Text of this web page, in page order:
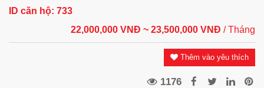
ID căn hộ: 733
22,000,000 VNĐ ~ 23,500,000 VNĐ / Tháng
Thêm vào yêu thích
1176